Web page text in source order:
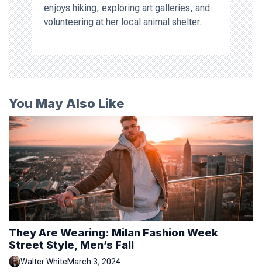
enjoys hiking, exploring art galleries, and
volunteering at her local animal shelter.
You May Also Like
They Are Wearing: Milan Fashion Week
Street Style, Men’s Fall
Walter WhiteMarch 3, 2024